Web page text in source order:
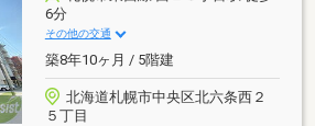
6分
その他の交通
築8年10ヶ月 / 5階建
北海道札幌市中央区北六条西２
５丁目